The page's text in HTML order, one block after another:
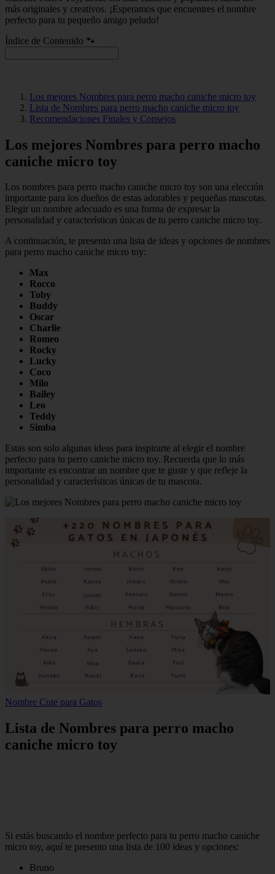
más originales y creativos. ¡Esperamos que encuentres el nombre
perfecto para tu pequeño amigo peludo!
Índice de Contenido 🐾
Los mejores Nombres para perro macho caniche micro toy
Lista de Nombres para perro macho caniche micro toy
Recomendaciones Finales y Consejos
Los mejores Nombres para perro macho
caniche micro toy
Los nombres para perro macho caniche micro toy son una elección
importante para los dueños de estas adorables y pequeñas mascotas.
Elegir un nombre adecuado es una forma de expresar la
personalidad y características únicas de tu perro caniche micro toy.
A continuación, te presento una lista de ideas y opciones de nombres
para perro macho caniche micro toy:
Max
Rocco
Toby
Buddy
Oscar
Charlie
Romeo
Rocky
Lucky
Coco
Milo
Bailey
Leo
Teddy
Simba
Estas son solo algunas ideas para inspirarte al elegir el nombre
perfecto para tu perro caniche micro toy. Recuerda que lo más
importante es encontrar un nombre que te guste y que refleje la
personalidad y características únicas de tu mascota.
Nombre Cute para Gatos
Lista de Nombres para perro macho
caniche micro toy
Si estás buscando el nombre perfecto para tu perro macho caniche
micro toy, aquí te presento una lista de 100 ideas y opciones:
Bruno